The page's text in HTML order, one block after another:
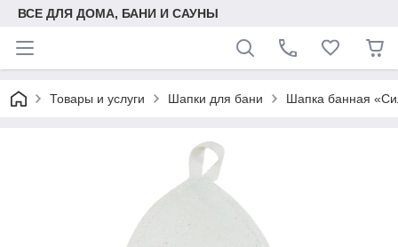
ВСЕ ДЛЯ ДОМА, БАНИ И САУНЫ
Товары и услуги Шапки для бани Шапка банная